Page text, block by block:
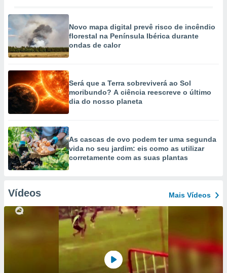
Novo mapa digital prevê risco de incêndio
florestal na Península Ibérica durante
ondas de calor
Será que a Terra sobreviverá ao Sol
moribundo? A ciência reescreve o último
dia do nosso planeta
As cascas de ovo podem ter uma segunda
vida no seu jardim: eis como as utilizar
corretamente com as suas plantas
Vídeos Mais Vídeos